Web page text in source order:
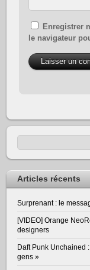
Enregistrer
le navigateur
Articles récents
Surprenant : le
[VIDEO] Orange
designers
Daft Punk Unchained
gens »